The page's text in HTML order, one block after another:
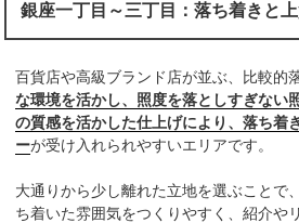
銀座一丁目～三丁目：落ち着きと
百貨店や高級ブランド店が並ぶ、比較的
な環境を活かし、照度を落としすぎない
の質感を活かした仕上げにより、落ち着
ーが受け入れられやすいエリアです。
大通りから少し離れた立地を選ぶことで
ち着いた雰囲気をつくりやすく、紹介や